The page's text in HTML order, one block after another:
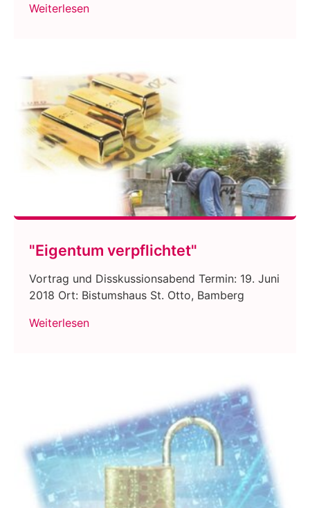
Weiterlesen
"Eigentum verpflichtet"
Vortrag und Disskussionsabend Termin: 19. Juni
2018 Ort: Bistumshaus St. Otto, Bamberg
Weiterlesen